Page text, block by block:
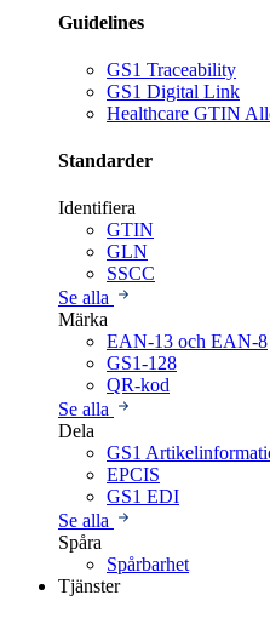
Guidelines
GS1 Traceability
GS1 Digital Link
Healthcare GTIN
Standarder
Identifiera
GTIN
GLN
SSCC
Se alla
Märka
EAN-13 och EAN-8
GS1-128
QR-kod
Se alla
Dela
GS1
EPCIS
GS1 EDI
Se alla
Spåra
Spårbarhet
Tjänster